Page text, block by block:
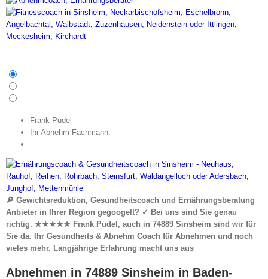
Frank Pudel
Ihr Abnehm Fachmann.
🔎 Gewichtsreduktion, Gesundheitscoach und Ernährungsberatung
Anbieter in Ihrer Region gegoogelt? ✓ Bei uns sind Sie genau
richtig. ★★★★★ Frank Pudel, auch in 74889 Sinsheim sind wir für
Sie da. Ihr Gesundheits & Abnehm Coach für Abnehmen und noch
vieles mehr. Langjährige Erfahrung macht uns aus
Abnehmen in 74889 Sinsheim in Baden-